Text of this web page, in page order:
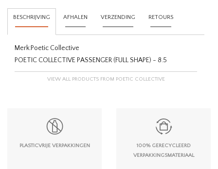
BESCHRIJVING AFHALEN VERZENDING RETOURS
Merk:Poetic Collective
POETIC COLLECTIVE PASSENGER (FULL SHAPE) - 8.5
VIEW ALL PRODUCTS FROM POETIC COLLECTIVE
PLASTICVRIJE VERPAKKINGEN
100% GERECYCLEERD
VERPAKKINGSMATERIAAL